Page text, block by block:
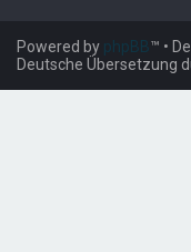
Powered by phpBB™ •
Deutsche Übersetzung